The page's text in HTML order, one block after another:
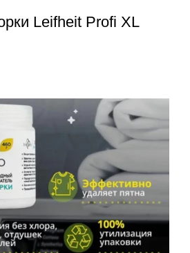
Leifheit Profi XL